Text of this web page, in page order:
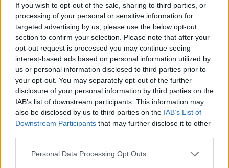
If you wish to opt-out of the sale, sharing to third parties, or
processing of your personal or sensitive information for
targeted advertising by us, please use the below opt-out
section to confirm your selection. Please note that after your
opt-out request is processed you may continue seeing
interest-based ads based on personal information utilized by
us or personal information disclosed to third parties prior to
your opt-out. You may separately opt-out of the further
disclosure of your personal information by third parties on the
IAB’s list of downstream participants. This information may
also be disclosed by us to third parties on the IAB’s List of
Downstream Participants that may further disclose it to other
Please note that this website/app uses one or more Google
Personal Data Processing Opt Outs
Από την πλευρά της, η διευθύντρια του
εμβολιαστικού κέντρου κατήγγειλε άμεσα το
περιστατικό στην Αστυνομία και περιπολικό
έσπευσε στο σημείο ξεκινώντας προανάκριση για
να διαπιστωθεί πώς εξαφανίστηκε το φιαλίδιο.
Πιθανολογείται πως η κλοπή έγινε από άτομο, το
οποίο ήρθε στο Κέντρο Υγείας για να εμβολιαστεί.